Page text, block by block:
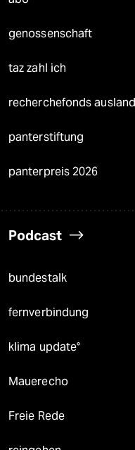
genossenschaft
taz zahl ich
recherchefonds ausland
panterstiftung
panterpreis 2026
Podcast
bundestalk
fernverbindung
klima update°
Mauerecho
Freie Rede